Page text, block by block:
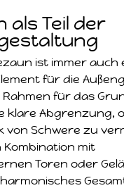
als Teil der
ist immer auch
für die
für das
klare Abgrenzung,
von Schwere zu
Kombination mit
Toren oder